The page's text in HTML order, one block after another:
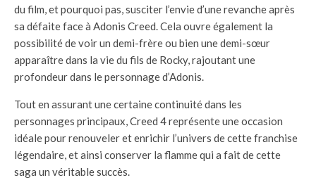
du film, et pourquoi pas, susciter l’envie d’une revanche après
sa défaite face à Adonis Creed. Cela ouvre également la
possibilité de voir un demi-frère ou bien une demi-sœur
apparaître dans la vie du fils de Rocky, rajoutant une
profondeur dans le personnage d’Adonis.
Tout en assurant une certaine continuité dans les
personnages principaux, Creed 4 représente une occasion
idéale pour renouveler et enrichir l’univers de cette franchise
légendaire, et ainsi conserver la flamme qui a fait de cette
saga un véritable succès.